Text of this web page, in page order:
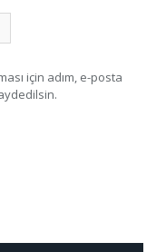
için adım, e-posta